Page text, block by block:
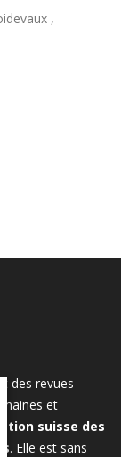
,
des revues
et
suisse des
. Elle est sans